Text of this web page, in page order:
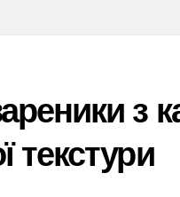
з
текстури